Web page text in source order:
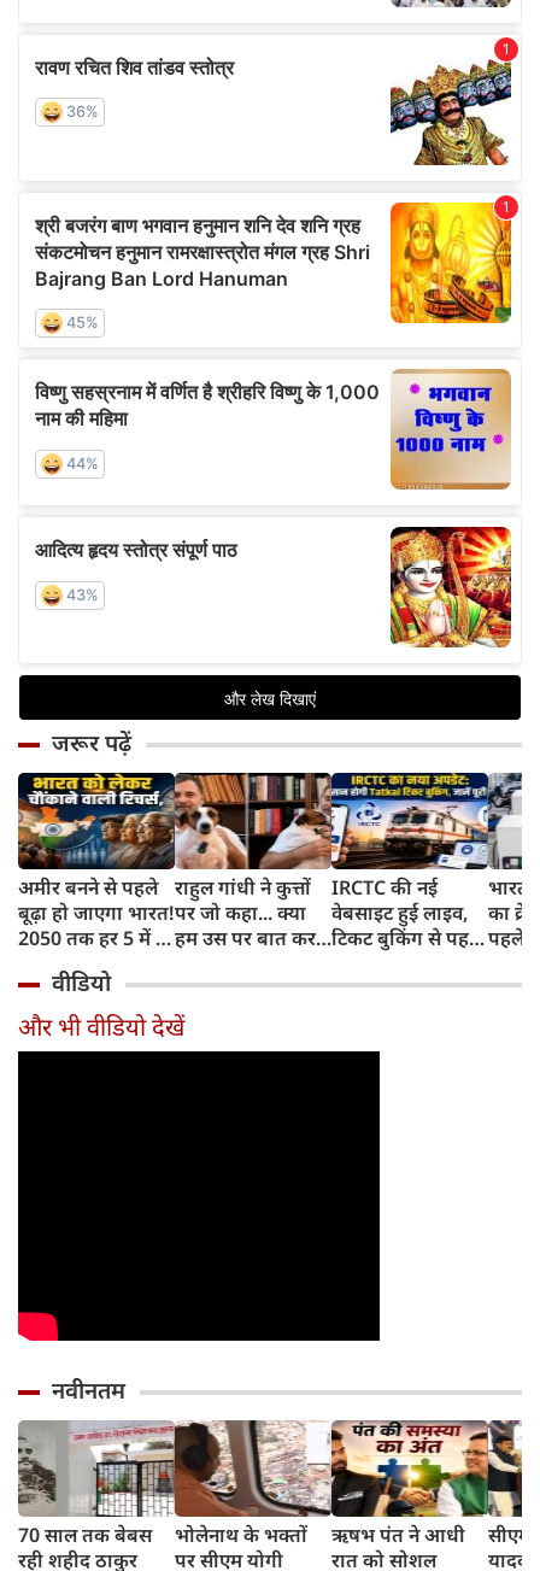
जरूर पढ़ें
अमीर बनने से पहले
बूढ़ा हो जाएगा भारत!
2050 तक हर 5 में 1
साल से ज्यादा उम्र का
राहुल गांधी ने कुत्तों
पर जो कहा... क्या
हम उस पर बात कर
IRCTC की नई
वेबसाइट हुई लाइव,
टिकट बुकिंग से पहले
काम, जानें पूरा
भारत
का
पहले
और
वीडियो
और भी वीडियो देखें
नवीनतम
70 साल तक बेबस
रही शहीद ठाकुर
भोलेनाथ के भक्तों
पर सीएम योगी
ऋषभ पंत ने आधी
रात को सोशल
सीएम
यादव